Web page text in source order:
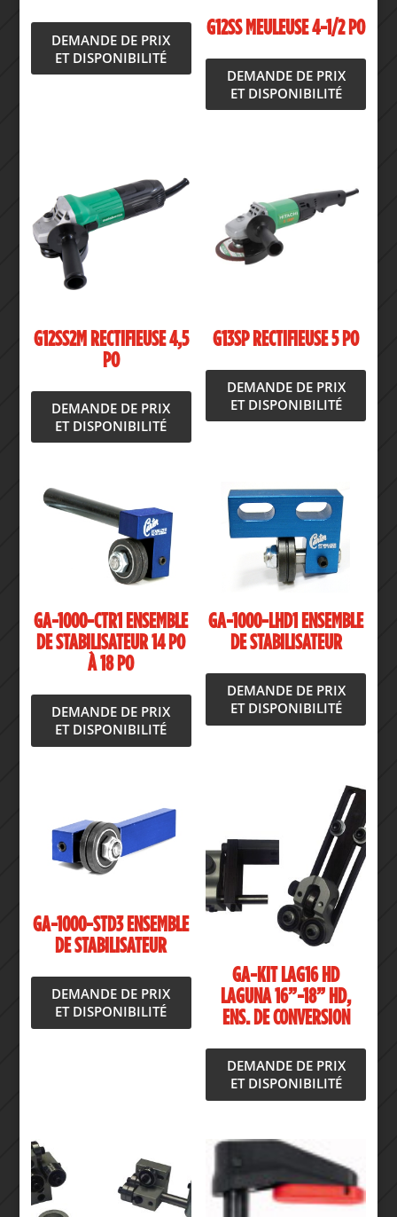
DEMANDE DE PRIX
ET DISPONIBILITÉ
G12SS MEULEUSE 4-1/2 PO
DEMANDE DE PRIX
ET DISPONIBILITÉ
G12SS2M RECTIFIEUSE 4,5
PO
DEMANDE DE PRIX
ET DISPONIBILITÉ
G13SP RECTIFIEUSE 5 PO
DEMANDE DE PRIX
ET DISPONIBILITÉ
GA-1000-CTR1 ENSEMBLE
DE STABILISATEUR 14 PO
À 18 PO
DEMANDE DE PRIX
ET DISPONIBILITÉ
GA-1000-LHD1 ENSEMBLE
DE STABILISATEUR
DEMANDE DE PRIX
ET DISPONIBILITÉ
GA-1000-STD3 ENSEMBLE
DE STABILISATEUR
DEMANDE DE PRIX
ET DISPONIBILITÉ
GA-KIT LAG16 HD
LAGUNA 16”-18” HD,
ENS. DE CONVERSION
DEMANDE DE PRIX
ET DISPONIBILITÉ